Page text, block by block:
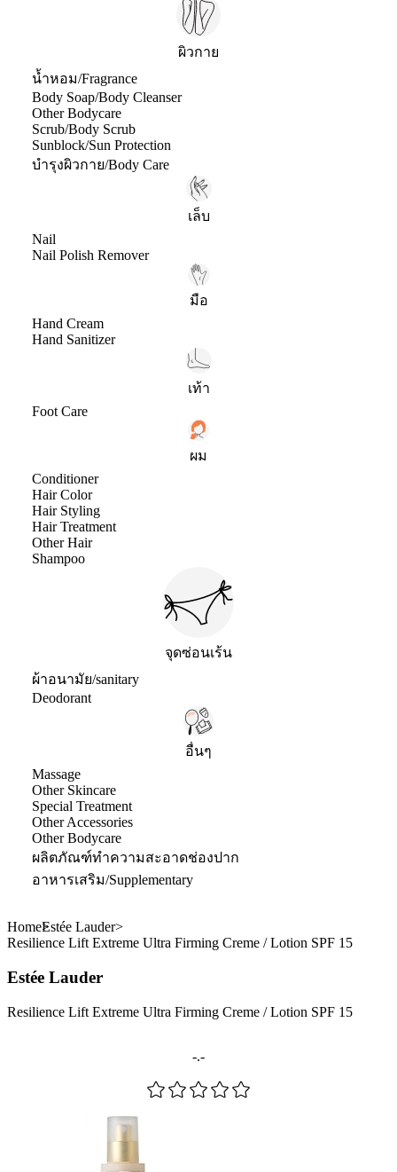
ผิวกาย
น้ำหอม/Fragrance
Body Soap/Body Cleanser
Other Bodycare
Scrub/Body Scrub
Sunblock/Sun Protection
บำรุงผิวกาย/Body Care
เล็บ
Nail
Nail Polish Remover
มือ
Hand Cream
Hand Sanitizer
เท้า
Foot Care
ผม
Conditioner
Hair Color
Hair Styling
Hair Treatment
Other Hair
Shampoo
จุดซ่อนเร้น
ผ้าอนามัย/sanitary
Deodorant
อื่นๆ
Massage
Other Skincare
Special Treatment
Other Accessories
Other Bodycare
ผลิตภัณฑ์ทำความสะอาดช่องปาก
อาหารเสริม/Supplementary
HomeEstée Lauder
Resilience Lift Extreme Ultra Firming Creme / Lotion SPF 15
Estée Lauder
Resilience Lift Extreme Ultra Firming Creme / Lotion SPF 15
-.-